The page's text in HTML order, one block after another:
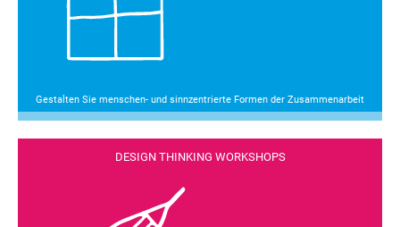
Gestalten Sie menschen- und sinnzentrierte Formen der Zusammenarbeit
DESIGN THINKING WORKSHOPS